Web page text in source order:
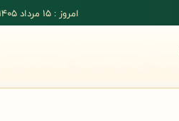
امروز : 15 مرداد 1405 مصادف با ۰۵ شوال ۱۴۴۵